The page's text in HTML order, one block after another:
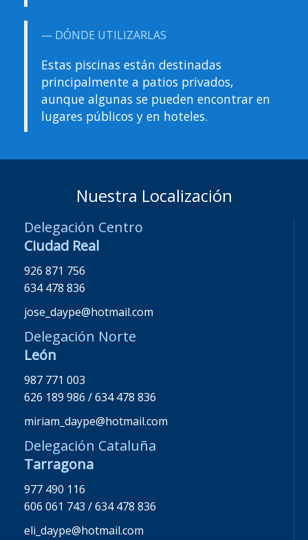
DÓNDE UTILIZARLAS
Estas piscinas están destinadas
principalmente a patios privados,
aunque algunas se pueden encontrar en
lugares públicos y en hoteles.
Nuestra Localización
Delegación Centro
Ciudad Real
926 871 756
634 478 836
jose_daype@hotmail.com
Delegación Norte
León
987 771 003
626 189 986 / 634 478 836
miriam_daype@hotmail.com
Delegación Cataluña
Tarragona
977 490 116
606 061 743 / 634 478 836
eli_daype@hotmail.com